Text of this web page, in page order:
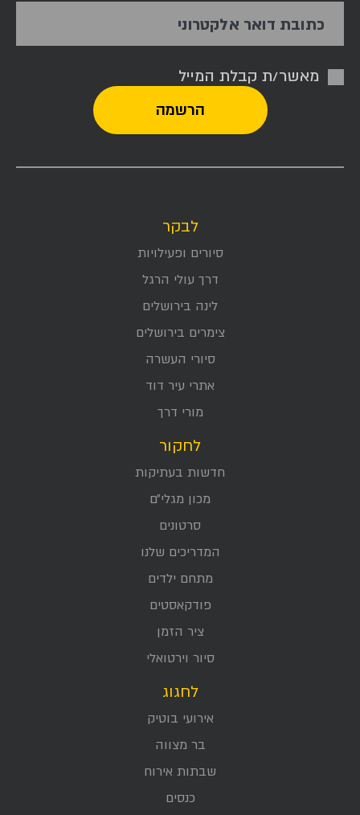
כתובת דואר אלקטרוני
מאשר/ת קבלת המייל
לבקר
סיורים ופעילויות
דרך עולי הרגל
לינה בירושלים
צימרים בירושלים
סיורי העשרה
אתרי עיר דוד
מורי דרך
לחקור
חדשות בעתיקות
מכון מגלי״ם
סרטונים
המדריכים שלנו
מתחם ילדים
פודקאסטים
ציר הזמן
סיור וירטואלי
לחגוג
אירועי בוטיק
בר מצווה
שבתות אירוח
כנסים